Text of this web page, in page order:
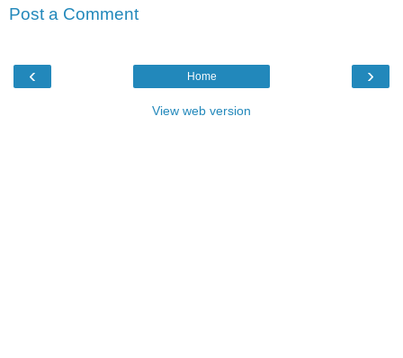
Post a Comment
‹ ›
Home
View web version